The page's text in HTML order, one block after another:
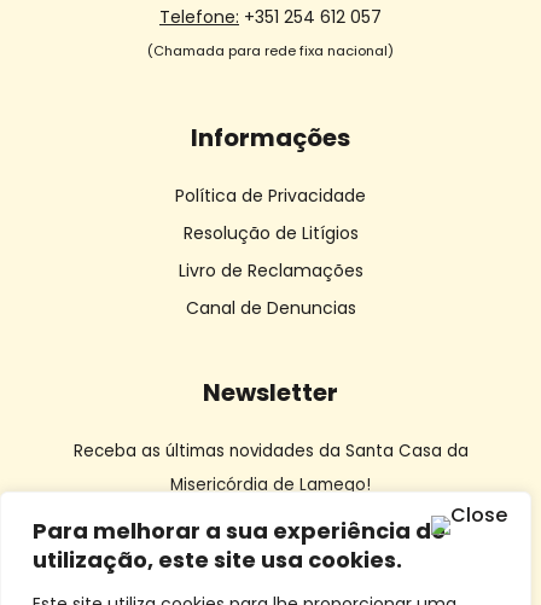
Para melhorar a sua experiência de
utilização, este site usa cookies.
Telefone: +351 254 612 057
(Chamada para rede fixa nacional)
Informações
Política de Privacidade
Resolução de Litígios
Livro de Reclamações
Canal de Denuncias
Newsletter
Receba as últimas novidades da Santa Casa da
Misericórdia de Lamego!